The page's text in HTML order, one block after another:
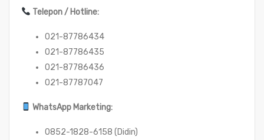
Telepon / Hotline:
021-87786434
021-87786435
021-87786436
021-87787047
WhatsApp Marketing:
0852-1828-6158 (Didin)